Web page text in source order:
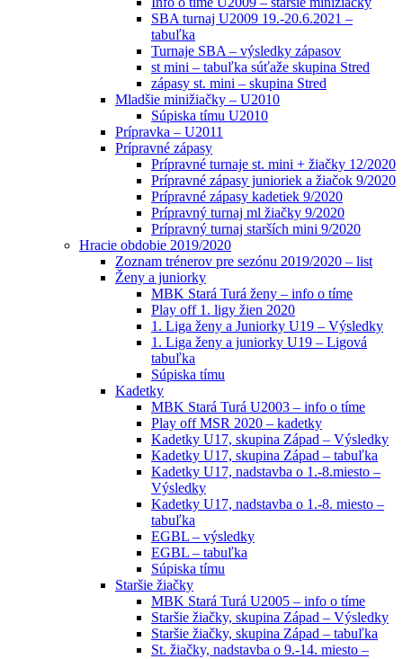
SBA turnaj U2009 19.-20.6.2021 –
tabuľka
Turnaje SBA – výsledky zápasov
st mini – tabuľka súťaže skupina Stred
zápasy st. mini – skupina Stred
Mladšie minižiačky – U2010
Súpiska tímu U2010
Prípravka – U2011
Prípravné zápasy
Prípravné turnaje st. mini + žiačky 12/2020
Prípravné zápasy junioriek a žiačok 9/2020
Prípravné zápasy kadetiek 9/2020
Prípravný turnaj ml žiačky 9/2020
Prípravný turnaj starších mini 9/2020
Hracie obdobie 2019/2020
Zoznam trénerov pre sezónu 2019/2020 – list
Ženy a juniorky
MBK Stará Turá ženy – info o tíme
Play off 1. ligy žien 2020
1. Liga ženy a Juniorky U19 – Výsledky
1. Liga ženy a juniorky U19 – Ligová
tabuľka
Súpiska tímu
Kadetky
MBK Stará Turá U2003 – info o tíme
Play off MSR 2020 – kadetky
Kadetky U17, skupina Západ – Výsledky
Kadetky U17, skupina Západ – tabuľka
Kadetky U17, nadstavba o 1.-8.miesto –
Výsledky
Kadetky U17, nadstavba o 1.-8. miesto –
tabuľka
EGBL – výsledky
EGBL – tabuľka
Súpiska tímu
Staršie žiačky
MBK Stará Turá U2005 – info o tíme
Staršie žiačky, skupina Západ – Výsledky
Staršie žiačky, skupina Západ – tabuľka
St. žiačky, nadstavba o 9.-14. miesto –